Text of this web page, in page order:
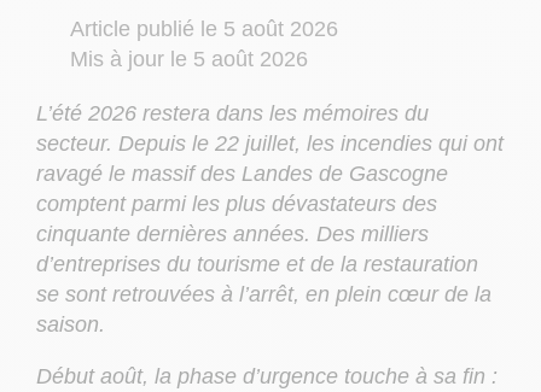
Article publié le 5 août 2026
Mis à jour le 5 août 2026
L’été 2026 restera dans les mémoires du
secteur. Depuis le 22 juillet, les incendies qui ont
ravagé le massif des Landes de Gascogne
comptent parmi les plus dévastateurs des
cinquante dernières années. Des milliers
d’entreprises du tourisme et de la restauration
se sont retrouvées à l’arrêt, en plein cœur de la
saison.
Début août, la phase d’urgence touche à sa fin :